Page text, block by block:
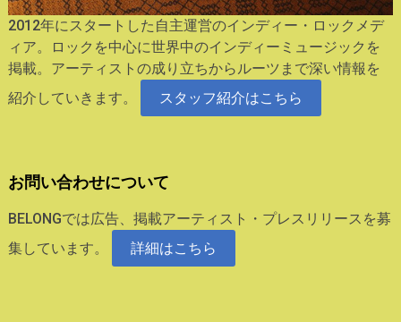
2012年にスタートした自主運営のインディー・ロックメデ
ィア。ロックを中心に世界中のインディーミュージックを
掲載。アーティストの成り立ちからルーツまで深い情報を
紹介していきます。
スタッフ紹介はこちら
お問い合わせについて
BELONGでは広告、掲載アーティスト・プレスリリースを募
集しています。
詳細はこちら